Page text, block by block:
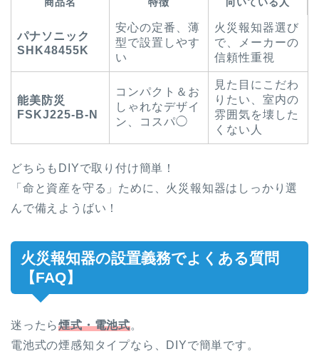
パナソニック
SHK48455K
安心の定番、薄
型で設置しやす
い
火災報知器選び
で、メーカーの
信頼性重視
能美防災
FSKJ225-B-N
コンパクト＆お
しゃれなデザイ
ン、コスパ◯
見た目にこだわ
りたい、室内の
雰囲気を壊した
くない人
どちらもDIYで取り付け簡単！
「命と資産を守る」ために、火災報知器はしっかり選
んで備えようばい！
火災報知器の設置義務でよくある質問
【FAQ】
迷ったら煙式・電池式。
電池式の煙感知タイプなら、DIYで簡単です。